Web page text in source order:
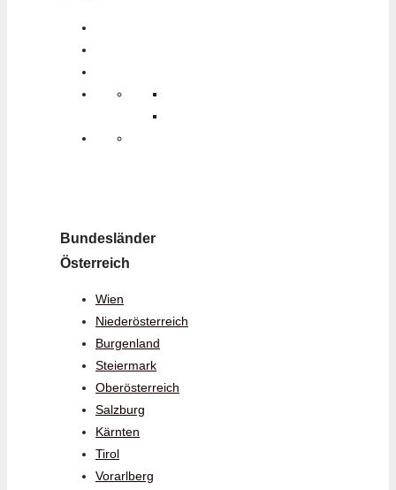
Bundesländer
Österreich
Wien
Niederösterreich
Burgenland
Steiermark
Oberösterreich
Salzburg
Kärnten
Tirol
Vorarlberg